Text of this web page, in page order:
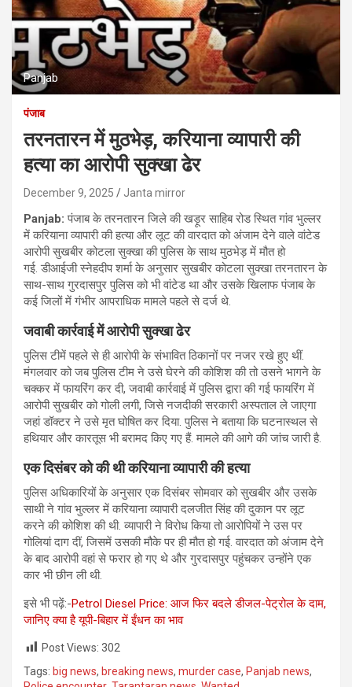
Panjab
पंजाब
तरनतारन में मुठभेड़, करियाना व्यापारी की
हत्या का आरोपी सुक्खा ढेर
December 9, 2025 Janta mirror
Panjab:पंजाब के तरनतारन जिले की खड़ूर साहिब रोड स्थित गांव भुल्लर
में करियाना व्यापारी की हत्या और लूट की वारदात को अंजाम देने वाले वांटेड
आरोपी सुखबीर कोटला सुक्खा की पुलिस के साथ मुठभेड़ में मौत हो
गई. डीआईजी स्नेहदीप शर्मा के अनुसार सुखबीर कोटला सुक्खा तरनतारन के
साथ-साथ गुरदासपुर पुलिस को भी वांटेड था और उसके खिलाफ पंजाब के
कई जिलों में गंभीर आपराधिक मामले पहले से दर्ज थे.
जवाबी कार्रवाई में आरोपी सुक्खा ढेर
पुलिस टीमें पहले से ही आरोपी के संभावित ठिकानों पर नजर रखे हुए थीं.
मंगलवार को जब पुलिस टीम ने उसे घेरने की कोशिश की तो उसने भागने के
चक्कर में फायरिंग कर दी, जवाबी कार्रवाई में पुलिस द्वारा की गई फायरिंग में
आरोपी सुखबीर को गोली लगी, जिसे नजदीकी सरकारी अस्पताल ले जाएगा
जहां डॉक्टर ने उसे मृत घोषित कर दिया. पुलिस ने बताया कि घटनास्थल से
हथियार और कारतूस भी बरामद किए गए हैं. मामले की आगे की जांच जारी है.
एक दिसंबर को की थी करियाना व्यापारी की हत्या
पुलिस अधिकारियों के अनुसार एक दिसंबर सोमवार को सुखबीर और उसके
साथी ने गांव भुल्लर में करियाना व्यापारी दलजीत सिंह की दुकान पर लूट
करने की कोशिश की थी. व्यापारी ने विरोध किया तो आरोपियों ने उस पर
गोलियां दाग दीं, जिसमें उसकी मौके पर ही मौत हो गई. वारदात को अंजाम देने
के बाद आरोपी वहां से फरार हो गए थे और गुरदासपुर पहुंचकर उन्होंने एक
कार भी छीन ली थी.
इसे भी पढ़ें:-Petrol Diesel Price: आज फिर बदले डीजल-पेट्रोल के दाम,
जानिए क्‍या है यूपी-बिहार में ईंधन का भाव
Post Views: 302
Tags: big news, breaking news, murder case, Panjab news,